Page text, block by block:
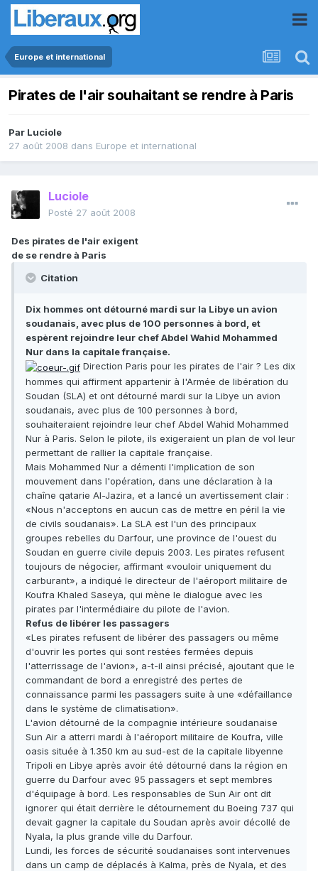
Europe et international
Pirates de l'air souhaitant se rendre à Paris
Par Luciole
27 août 2008 dans Europe et international
Luciole
Posté 27 août 2008
Des pirates de l'air exigent
de se rendre à Paris
Citation
Dix hommes ont détourné mardi sur la Libye un avion
soudanais, avec plus de 100 personnes à bord, et
espèrent rejoindre leur chef Abdel Wahid Mohammed
Nur dans la capitale française.
Direction Paris pour les pirates de l'air ? Les dix
hommes qui affirment appartenir à l'Armée de libération du
Soudan (SLA) et ont détourné mardi sur la Libye un avion
soudanais, avec plus de 100 personnes à bord,
souhaiteraient rejoindre leur chef Abdel Wahid Mohammed
Nur à Paris. Selon le pilote, ils exigeraient un plan de vol leur
permettant de rallier la capitale française.
Mais Mohammed Nur a démenti l'implication de son
mouvement dans l'opération, dans une déclaration à la
chaîne qatarie Al-Jazira, et a lancé un avertissement clair :
«Nous n'acceptons en aucun cas de mettre en péril la vie
de civils soudanais». La SLA est l'un des principaux
groupes rebelles du Darfour, une province de l'ouest du
Soudan en guerre civile depuis 2003. Les pirates refusent
toujours de négocier, affirmant «vouloir uniquement du
carburant», a indiqué le directeur de l'aéroport militaire de
Koufra Khaled Saseya, qui mène le dialogue avec les
pirates par l'intermédiaire du pilote de l'avion.
Refus de libérer les passagers
«Les pirates refusent de libérer des passagers ou même
d'ouvrir les portes qui sont restées fermées depuis
l'atterrissage de l'avion», a-t-il ainsi précisé, ajoutant que le
commandant de bord a enregistré des pertes de
connaissance parmi les passagers suite à une «défaillance
dans le système de climatisation».
L'avion détourné de la compagnie intérieure soudanaise
Sun Air a atterri mardi à l'aéroport militaire de Koufra, ville
oasis située à 1.350 km au sud-est de la capitale libyenne
Tripoli en Libye après avoir été détourné dans la région en
guerre du Darfour avec 95 passagers et sept membres
d'équipage à bord. Les responsables de Sun Air ont dit
ignorer qui était derrière le détournement du Boeing 737 qui
devait gagner la capitale du Soudan après avoir décollé de
Nyala, la plus grande ville du Darfour.
Lundi, les forces de sécurité soudanaises sont intervenues
dans un camp de déplacés à Kalma, près de Nyala, et des